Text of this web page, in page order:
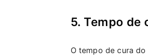
5. Tempo de
O tempo de cura